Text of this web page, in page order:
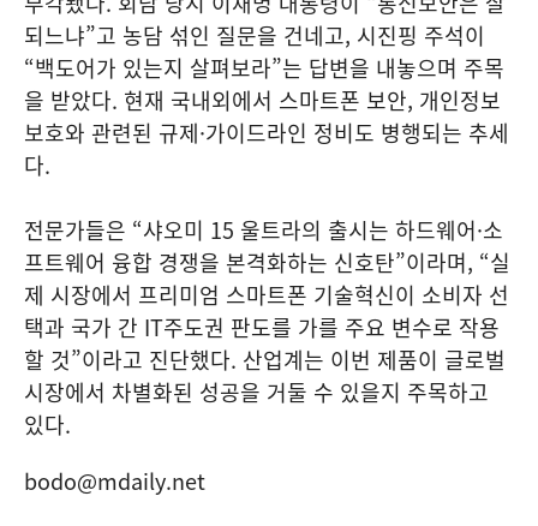
되느냐”고 농담 섞인 질문을 건네고, 시진핑 주석이
“백도어가 있는지 살펴보라”는 답변을 내놓으며 주목
을 받았다. 현재 국내외에서 스마트폰 보안, 개인정보
보호와 관련된 규제·가이드라인 정비도 병행되는 추세
다.
전문가들은 “샤오미 15 울트라의 출시는 하드웨어·소
프트웨어 융합 경쟁을 본격화하는 신호탄”이라며, “실
제 시장에서 프리미엄 스마트폰 기술혁신이 소비자 선
택과 국가 간 IT주도권 판도를 가를 주요 변수로 작용
할 것”이라고 진단했다. 산업계는 이번 제품이 글로벌
시장에서 차별화된 성공을 거둘 수 있을지 주목하고
있다.
bodo@mdaily.net